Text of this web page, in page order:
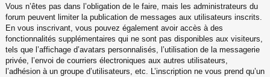
Vous n’êtes pas dans l’obligation de le faire, mais les administrateurs du
forum peuvent limiter la publication de messages aux utilisateurs inscrits.
En vous inscrivant, vous pouvez également avoir accès à des
fonctionnalités supplémentaires qui ne sont pas disponibles aux visiteurs,
tels que l’affichage d’avatars personnalisés, l’utilisation de la messagerie
privée, l’envoi de courriers électroniques aux autres utilisateurs,
l’adhésion à un groupe d’utilisateurs, etc. L’inscription ne vous prend qu’un